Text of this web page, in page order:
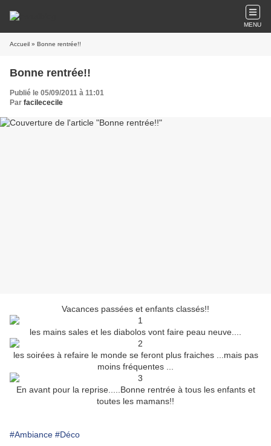
MENU
Accueil » Bonne rentrée!!
Bonne rentrée!!
Publié le 05/09/2011 à 11:01
Par facilececile
Vacances passées et enfants classés!!
les mains sales et les diabolos vont faire peau neuve....
les soirées à refaire le monde se feront plus fraiches ...mais pas
moins fréquentes ...
En avant pour la reprise.....Bonne rentrée à tous les enfants et
toutes les mamans!!
#Ambiance #Déco